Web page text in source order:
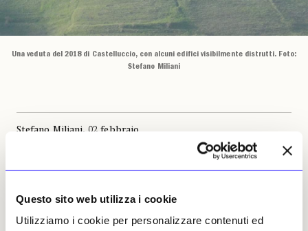
Questo sito web utilizza i cookie
Utilizziamo i cookie per personalizzare contenuti ed
Una veduta del 2018 di Castelluccio, con alcuni edifici visibilmente distrutti. Foto:
Stefano Miliani
Stefano Miliani, 02 febbraio